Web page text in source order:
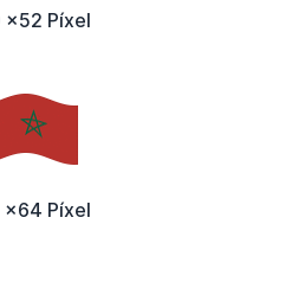
x52 Píxel
x64 Píxel